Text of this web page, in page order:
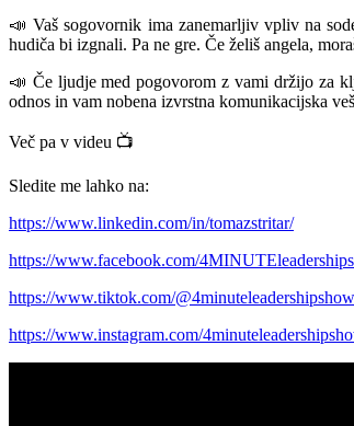
📣 Vaš sogovornik ima zanemarljiv vpliv na
hudiča bi izgnali. Pa ne gre. Če želiš angela,
📣 Če ljudje med pogovorom z vami držijo za
odnos in vam nobena izvrstna komunikacijska
Več pa v videu 📺
Sledite me lahko na:
https://www.linkedin.com/in/tomazstritar/
https://www.facebook.com/
https://www.tiktok.com/@4minuteleadershipshow
https://www.instagram.com/